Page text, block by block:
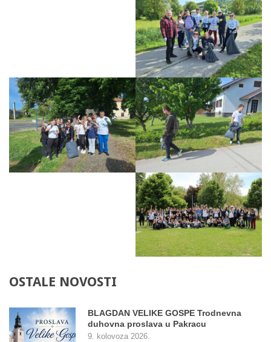
OSTALE NOVOSTI
BLAGDAN VELIKE GOSPE Trodnevna
duhovna proslava u Pakracu
9. kolovoza 2026.